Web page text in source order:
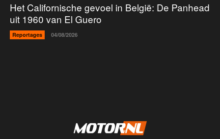
Het Californische gevoel in België: De Panhead
uit 1960 van El Guero
Reportages 04/08/2026